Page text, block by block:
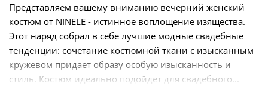
Представляем вашему вниманию вечерний женский
костюм от NINELE - истинное воплощение изящества.
Этот наряд собрал в себе лучшие модные свадебные
тенденции: сочетание костюмной ткани с изысканным
кружевом придает образу особую изысканность и
стиль. Костюм идеально подойдет для свадебного...